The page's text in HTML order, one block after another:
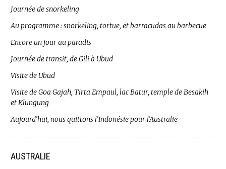
Journée de snorkeling
Au programme : snorkeling, tortue, et barracudas au barbecue
Encore un jour au paradis
Journée de transit, de Gili à Ubud
Visite de Ubud
Visite de Goa Gajah, Tirta Empaul, lac Batur, temple de Besakih
et Klungung
Aujourd’hui, nous quittons l’Indonésie pour l’Australie
AUSTRALIE